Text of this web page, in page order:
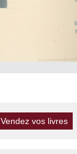
Vendez vos livres